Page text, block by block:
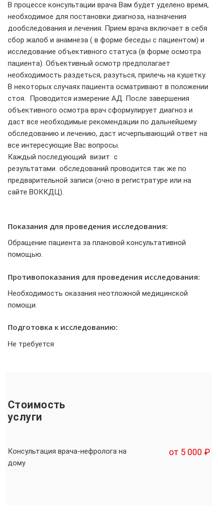
В процессе консультации врача Вам будет уделено время,
необходимое для постановки диагноза, назначения
дообследования и лечения. Прием врача включает в себя
сбор жалоб и анамнеза ( в форме беседы с пациентом) и
исследование объективного статуса (в форме осмотра
пациента). Объективный осмотр предполагает
необходимость раздеться, разуться, прилечь на кушетку.
В некоторых случаях пациента осматривают в положении
стоя. Проводится измерение АД. После завершения
объективного осмотра врач сформулирует диагноз и
даст все необходимые рекомендации по дальнейшему
обследованию и лечению, даст исчерпывающий ответ на
все интересующие Вас вопросы.
Каждый последующий визит с
результатами обследований проводится так же по
предварительной записи (очно в регистратуре или на
сайте ВОККДЦ).
Показания для проведения исследования:
Обращение пациента за плановой консультативной
помощью.
Противопоказания для проведения исследования:
Необходимость оказания неотложной медицинской
помощи.
Подготовка к исследованию:
Не требуется
Стоимость
услуги
Консультация врача-нефролога на
дому
от 5 000 ₽